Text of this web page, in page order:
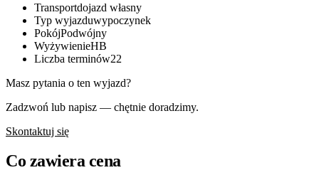
Transportdojazd własny
Typ wyjazduwypoczynek
PokójPodwójny
WyżywienieHB
Liczba terminów22
Masz pytania o ten wyjazd?
Zadzwoń lub napisz — chętnie doradzimy.
Skontaktuj się
Co zawiera cena